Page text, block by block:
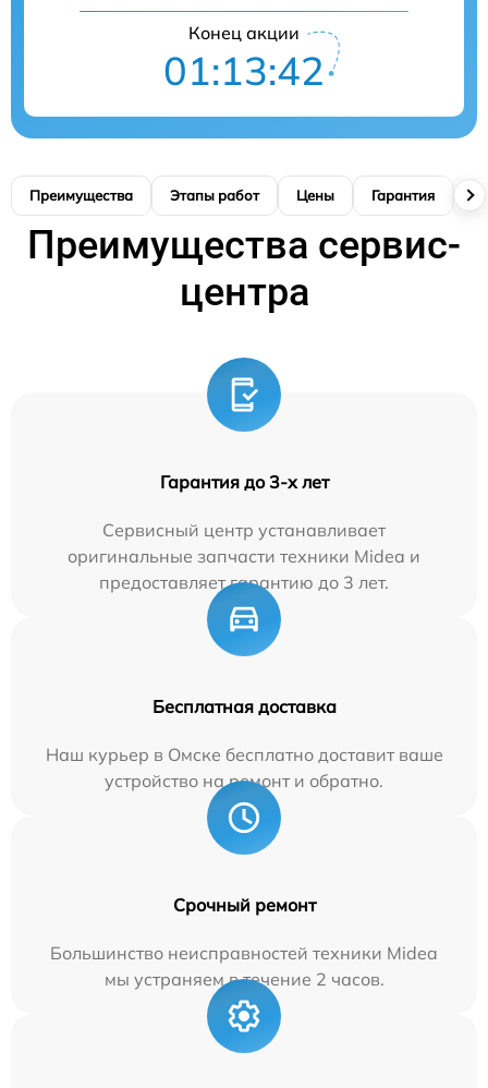
Конец акции
01:13:42
Преимущества Этапы работ Цены Гарантия
Преимущества сервис-
центра
Гарантия до 3-х лет
Сервисный центр устанавливает
оригинальные запчасти техники Midea и
предоставляет гарантию до 3 лет.
Бесплатная доставка
Наш курьер в Омске бесплатно доставит ваше
устройство на ремонт и обратно.
Срочный ремонт
Большинство неисправностей техники Midea
мы устраняем в течение 2 часов.